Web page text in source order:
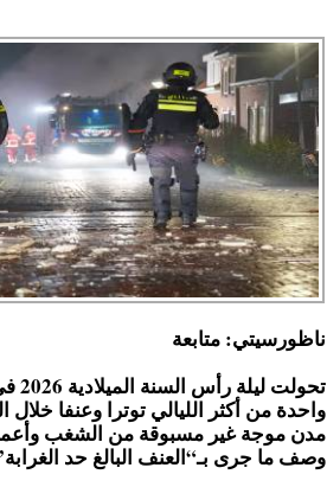
ناظورسيتي: متابعة
واحدة من أكثر الليالي توترا وعنفا
مدن موجة غير مسبوقة من الشغب
وصف ما جرى بـ“العنف البالغ حد